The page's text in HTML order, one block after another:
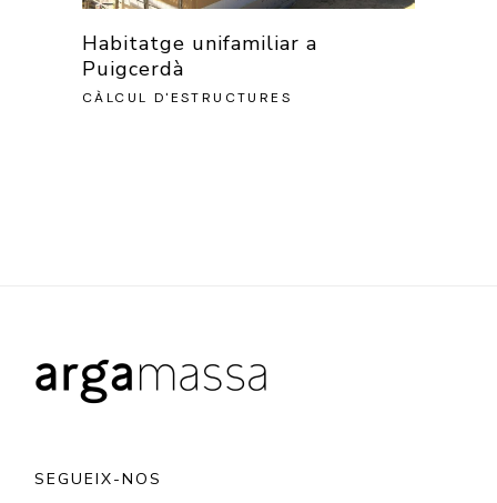
Habitatge unifamiliar a
Puigcerdà
CÀLCUL D'ESTRUCTURES
SEGUEIX-NOS